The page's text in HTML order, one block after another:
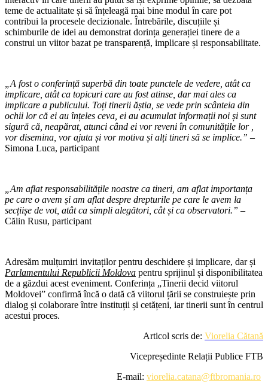
teme de actualitate și să înțeleagă mai bine modul în care pot
contribui la procesele decizionale. Întrebările, discuțiile și
schimburile de idei au demonstrat dorința generației tinere de a
construi un viitor bazat pe transparență, implicare și responsabilitate.
„A fost o conferință superbă din toate punctele de vedere, atât ca
implicare, atât ca topicuri care au fost atinse, dar mai ales ca
implicare a publicului. Toți tinerii ăștia, se vede prin scânteia din
ochii lor că ei au înțeles ceva, ei au acumulat informații noi și sunt
sigură că, neapărat, atunci când ei vor reveni în comunitățile lor ,
vor disemina, vor ajuta și vor motiva și alți tineri să se implice.” –
Simona Luca, participant
„Am aflat responsabilitățile noastre ca tineri, am aflat importanța
pe care o avem și am aflat despre drepturile pe care le avem la
secțiișe de vot, atât ca simpli alegători, cât și ca observatori.” –
Călin Rusu, participant
Adresăm mulțumiri invitaților pentru deschidere și implicare, dar și
Parlamentului Republicii Moldova pentru sprijinul și disponibilitatea
de a găzdui acest eveniment. Conferința „Tinerii decid viitorul
Moldovei” confirmă încă o dată că viitorul țării se construiește prin
dialog și colaborare între instituții și cetățeni, iar tinerii sunt în centrul
acestui proces.
Articol scris de: Viorelia Cătană
Vicepreședinte Relații Publice FTB
E-mail: viorelia.catana@ftbromania.ro